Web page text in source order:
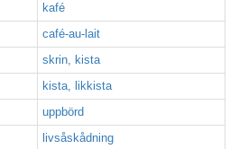
kafé
café-au-lait
skrin, kista
kista, likkista
uppbörd
livsåskådning